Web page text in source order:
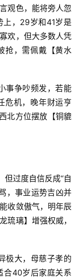
观色，能将旁人忽
上，29岁和41岁是
欢，但大多数人凭
抢，需佩戴【黄水
事争吵频发，若能
危机，晚年财运亨
北方位摆放【铜貔
但过度自信反成“自
，事业运势吉凶并
收敛傲气，明年辰
琉璃】增强权威，
极大，母慈子孝的
合40岁后家庭关系